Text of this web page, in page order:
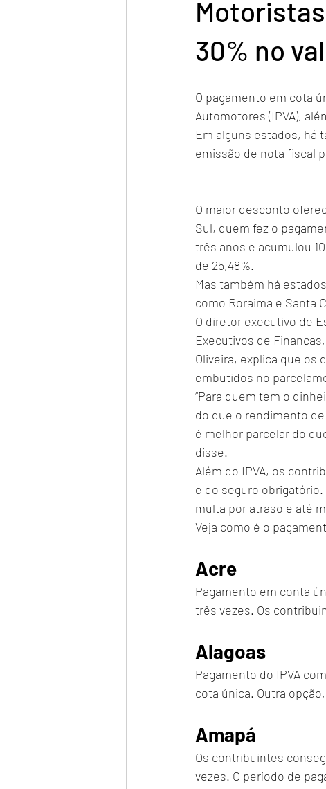
30% no
O pagamento em cota
Automotores (IPVA),
Em alguns estados, há
emissão de nota fiscal
O maior desconto
Sul, quem fez o
três anos e acumulou
de 25,48%.
Mas também há
como Roraima e Santa
O diretor executivo de
Executivos de
Oliveira, explica que os
embutidos no
“Para quem tem o
do que o rendimento
é melhor parcelar do
disse.
Além do IPVA, os
e do seguro
multa por atraso e até
Veja como é o
Acre
Pagamento em conta
três vezes. Os
Alagoas
Pagamento do IPVA
cota única. Outra
Amapá
Os contribuintes
vezes. O período de